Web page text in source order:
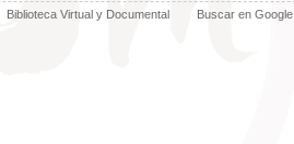
Biblioteca Virtual y Documental Buscar en Google